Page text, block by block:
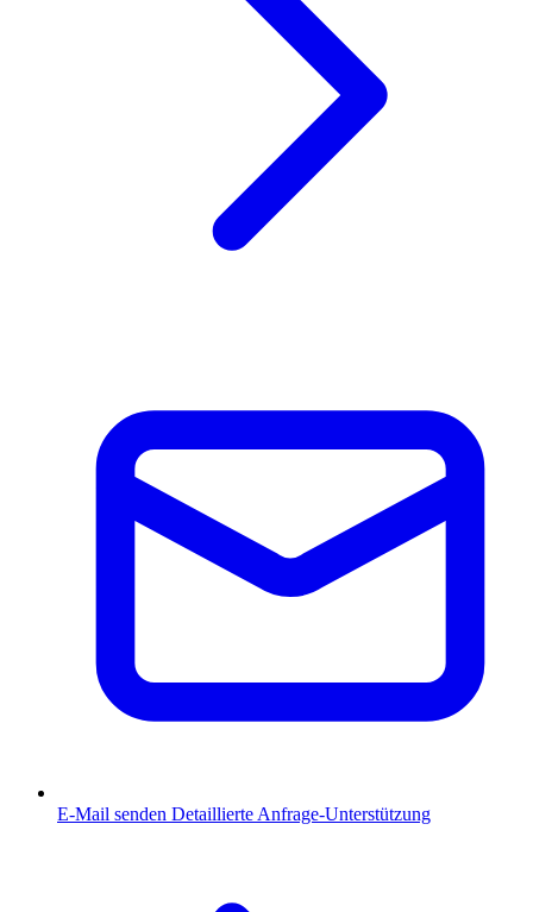
E-Mail senden Detaillierte Anfrage-Unterstützung